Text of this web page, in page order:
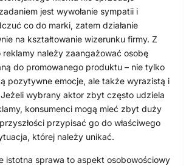
jest wywołanie sympatii i
co do marki, zatem działanie
na kształtowanie wizerunku firmy. Z
należy zaangażować osobę
do promowanego produktu – nie tylko
pozytywne emocje, ale także wyrazistą i
wybrany aktor zbyt często udziela
konsumenci mogą mieć zbyt duży
przypisać go do właściwego
której należy unikać.
istotna sprawa to aspekt osobowościowy